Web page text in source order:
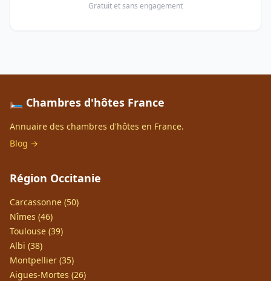
Gratuit et sans engagement
🛏️ Chambres d'hôtes France
Annuaire des chambres d'hôtes en France.
Blog →
Région Occitanie
Carcassonne (50)
Nîmes (46)
Toulouse (39)
Albi (38)
Montpellier (35)
Aigues-Mortes (26)